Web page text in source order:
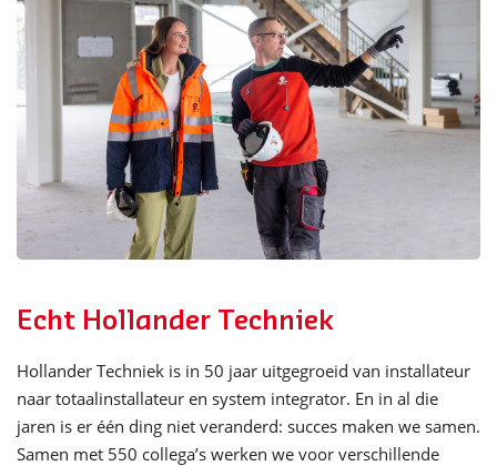
Echt Hollander Techniek
Hollander Techniek is in 50 jaar uitgegroeid van installateur
naar totaalinstallateur en system integrator. En in al die
jaren is er één ding niet veranderd: succes maken we samen.
Samen met 550 collega’s werken we voor verschillende